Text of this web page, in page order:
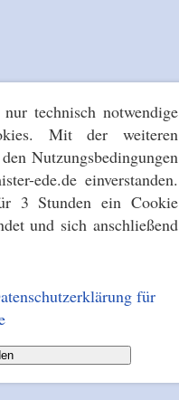
technisch notwendige
Mit der weiteren
Nutzungsbedingungen
ede.de einverstanden.
3 Stunden ein Cookie
und sich anschließend
für